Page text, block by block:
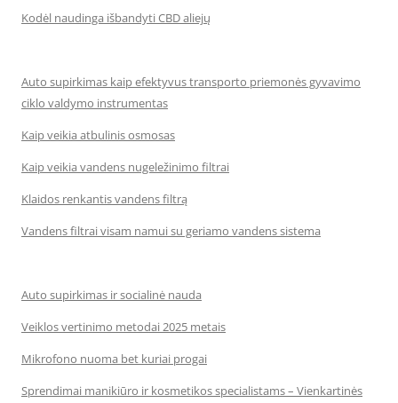
Kodėl naudinga išbandyti CBD aliejų
Auto supirkimas kaip efektyvus transporto priemonės gyvavimo
ciklo valdymo instrumentas
Kaip veikia atbulinis osmosas
Kaip veikia vandens nugeležinimo filtrai
Klaidos renkantis vandens filtrą
Vandens filtrai visam namui su geriamo vandens sistema
Auto supirkimas ir socialinė nauda
Veiklos vertinimo metodai 2025 metais
Mikrofono nuoma bet kuriai progai
Sprendimai manikiūro ir kosmetikos specialistams – Vienkartinės